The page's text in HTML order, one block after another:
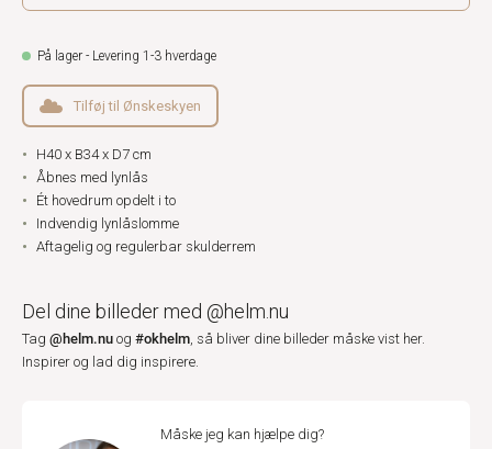
På lager - Levering 1-3 hverdage
Tilføj til Ønskeskyen
H40 x B34 x D7 cm
Åbnes med lynlås
Ét hovedrum opdelt i to
Indvendig lynlåslomme
Aftagelig og regulerbar skulderrem
Del dine billeder med @helm.nu
Tag @helm.nu og #okhelm, så bliver dine billeder måske vist her.
Inspirer og lad dig inspirere.
Måske jeg kan hjælpe dig?